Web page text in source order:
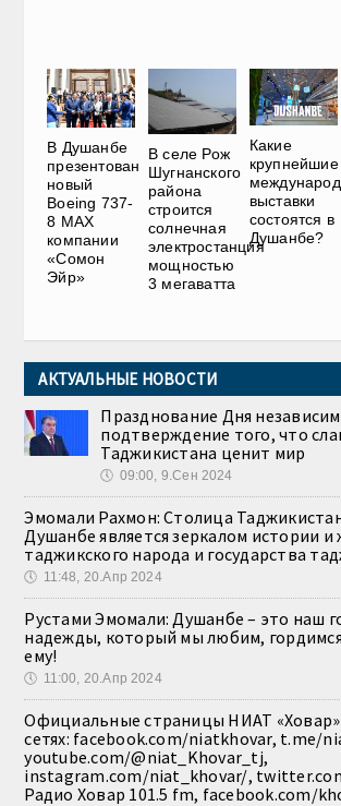
В Душанбе
презентован
новый
Boeing 737-
8 MAX
компании
«Сомон
Эйр»
В селе Рож
Шугнанского
района
строится
солнечная
электростанция
мощностью
3 мегаватта
Какие
крупнейшие
выставки
состоятся в
Душанбе?
АКТУАЛЬНЫЕ НОВОСТИ
Празднование Дня
подтверждение того, что
Таджикистана ценит мир
🕔 09:00, 9.Сен 2024
Эмомали Рахмон: Столица
Душанбе является зеркалом истории и
таджикского народа и государства
🕔 11:48, 20.Апр 2024
Рустами Эмомали: Душанбе – это наш
надежды, который мы любим,
ему!
🕔 11:00, 20.Апр 2024
Официальные страницы НИАТ
сетях: facebook.com/niatkhovar, t.me/
youtube.com/@niat_Khovar_tj,
instagram.com/niat_khovar/,
Радио Ховар 101.5 fm, facebook.com/